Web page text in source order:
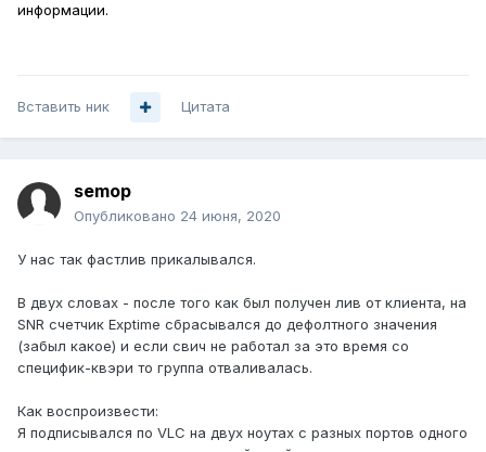
информации.
Вставить ник Цитата
semop
Опубликовано 24 июня, 2020
У нас так фастлив прикалывался.
В двух словах - после того как был получен лив от клиента, на
SNR счетчик Exptime сбрасывался до дефолтного значения
(забыл какое) и если свич не работал за это время со
специфик-квэри то группа отваливалась.
Как воспроизвести:
Я подписывался по VLC на двух ноутах с разных портов одного